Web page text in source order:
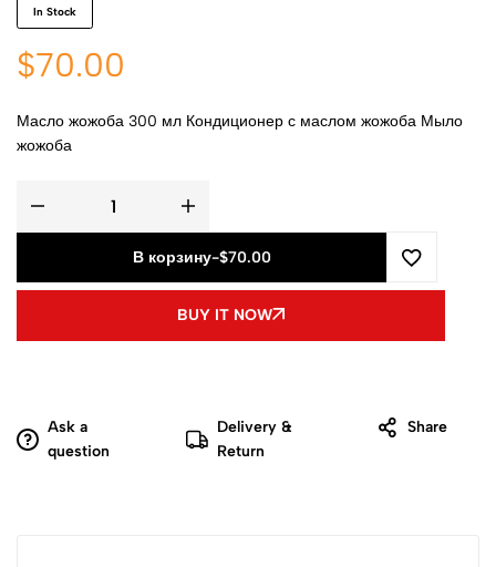
In Stock
$70.00
Масло жожоба 300 мл Кондиционер с маслом жожоба Мыло
жожоба
В корзину-$70.00
BUY IT NOW
Ask a
question
Delivery &
Return
Share